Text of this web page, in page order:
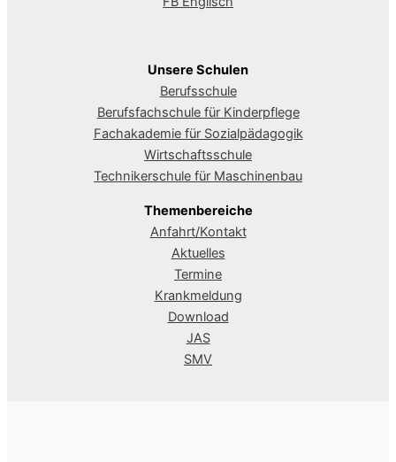
Unsere Schulen
Berufsschule
Berufsfachschule für Kinderpflege
Fachakademie für Sozialpädagogik
Wirtschaftsschule
Technikerschule für Maschinenbau
Themenbereiche
Anfahrt/Kontakt
Aktuelles
Termine
Krankmeldung
Download
JAS
SMV